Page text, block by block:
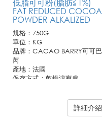
低脂可可粉(脂肪≦1%)
FAT REDUCED COCOA
POWDER ALKALIZED
規格：750G
單位：KG
品牌：CACAO BARRY可可巴
芮
產地：法國
保存方式：乾燥涼爽處
詳細介紹